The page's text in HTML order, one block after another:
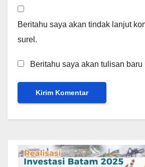
Beritahu saya akan tindak lanjut
surel.
Beritahu saya akan tulisan